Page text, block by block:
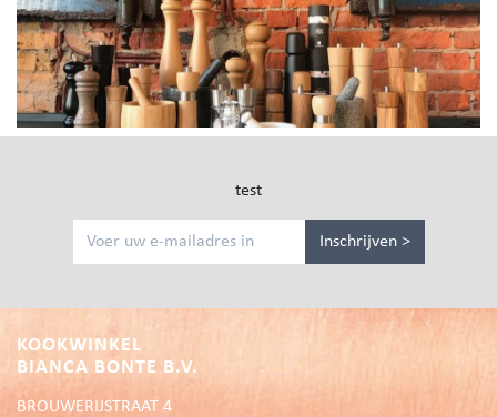
test
Inschrijven >
KOOKWINKEL
BIANCA BONTE B.V.
BROUWERIJSTRAAT 4